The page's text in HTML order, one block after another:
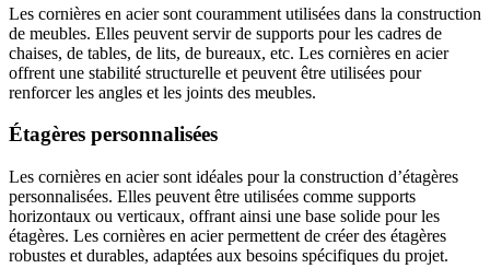
Les cornières en acier sont couramment utilisées dans la construction
de meubles. Elles peuvent servir de supports pour les cadres de
chaises, de tables, de lits, de bureaux, etc. Les cornières en acier
offrent une stabilité structurelle et peuvent être utilisées pour
renforcer les angles et les joints des meubles.
Étagères personnalisées
Les cornières en acier sont idéales pour la construction d’étagères
personnalisées. Elles peuvent être utilisées comme supports
horizontaux ou verticaux, offrant ainsi une base solide pour les
étagères. Les cornières en acier permettent de créer des étagères
robustes et durables, adaptées aux besoins spécifiques du projet.